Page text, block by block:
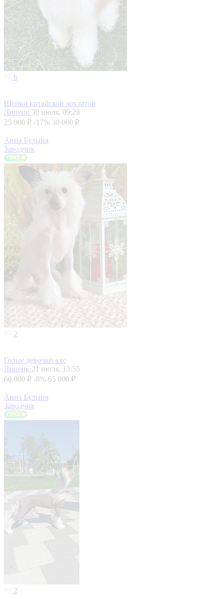
6
Щенки китайской хохлатой
Липецк 30 июля, 09:28
25 000 ₽ -17% 30 000 ₽
Анна Булыня
Заводчик
2
Голые девочки кхс
Липецк 21 июля, 13:55
60 000 ₽ -8% 65 000 ₽
Анна Булыня
Заводчик
2